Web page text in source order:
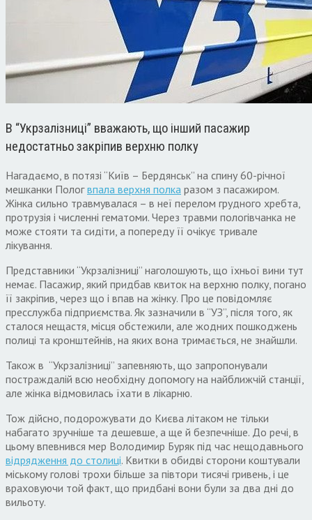
В “Укрзалізниці” вважають, що інший пасажир
недостатньо закріпив верхню полку
Нагадаємо, в потязі “Київ – Бердянськ” на спину 60-річної
мешканки Пологвпала верхня полка разом з пасажиром.
Жінка сильно травмувалася – в неї перелом грудного хребта,
протрузія і численні гематоми. Через травми пологівчанка не
може стояти та сидіти, а попереду її очікує тривале
лікування.
Представники “Укрзалізниці” наголошують, що їхньої вини тут
немає. Пасажир, який придбав квиток на верхню полку, погано
її закріпив, через що і впав на жінку. Про це повідомляє
пресслужба підприємства. Як зазначили в “УЗ”, після того, як
сталося нещастя, місця обстежили, але жодних пошкоджень
полиці та кронштейнів, на яких вона тримається, не знайшли.
Також в “Укрзалізниці” запевняють, що запропонували
постраждалій всю необхідну допомогу на найближчій станції,
але жінка відмовилась їхати в лікарню.
Тож дійсно, подорожувати до Києва літаком не тільки
набагато зручніше та дешевше, а ще й безпечніше. До речі, в
цьому впевнився мер Володимир Буряк під час нещодавнього
відрядження до столиці. Квитки в обидві сторони коштували
міському голові трохи більше за півтори тисячі гривень, і це
враховуючи той факт, що придбані вони були за два дні до
вильоту.